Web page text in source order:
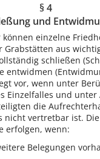
§ 4
und
einzelne
Grabstätten aus
schließen
entwidmen
vor, wenn unter
Einzelfalles und unter
die
nicht vertretbar ist.
erfolgen, wenn:
Belegungen